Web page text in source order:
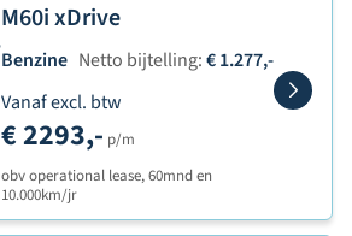
M60i xDrive
Benzine Netto bijtelling:€ 1.277,-
Vanaf excl. btw
€ 2293,- p/m
obv operational lease, 60mnd en
10.000km/jr